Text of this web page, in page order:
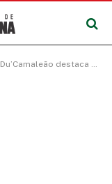
Du’Camaleão destaca a cultura Barcarenense com dois pratos no Concurso Gastronômico do Festival do Abacaxi